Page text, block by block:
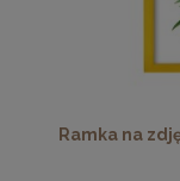
Ramka na